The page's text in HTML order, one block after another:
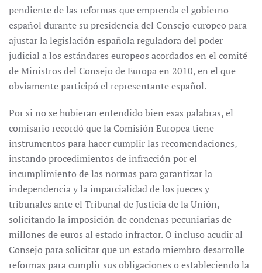
pendiente de las reformas que emprenda el gobierno
español durante su presidencia del Consejo europeo para
ajustar la legislación española reguladora del poder
judicial a los estándares europeos acordados en el comité
de Ministros del Consejo de Europa en 2010, en el que
obviamente participó el representante español.
Por si no se hubieran entendido bien esas palabras, el
comisario recordó que la Comisión Europea tiene
instrumentos para hacer cumplir las recomendaciones,
instando procedimientos de infracción por el
incumplimiento de las normas para garantizar la
independencia y la imparcialidad de los jueces y
tribunales ante el Tribunal de Justicia de la Unión,
solicitando la imposición de condenas pecuniarias de
millones de euros al estado infractor. O incluso acudir al
Consejo para solicitar que un estado miembro desarrolle
reformas para cumplir sus obligaciones o estableciendo la